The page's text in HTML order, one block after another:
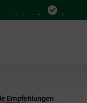
bestellen Bequem
Empfehlungen